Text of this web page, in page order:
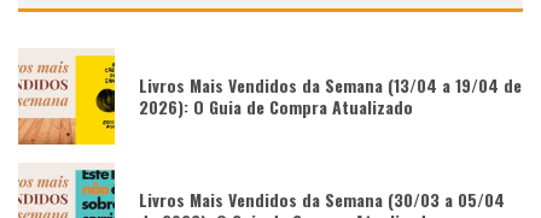
Livros Mais Vendidos da Semana (13/04 a 19/04 de
2026): O Guia de Compra Atualizado
Livros Mais Vendidos da Semana (30/03 a 05/04